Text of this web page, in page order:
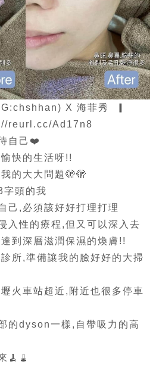
X 海菲秀 ▎
reurl.cc/Ad17n8
自己❤️
快的生活呀!!
的大大問題🫣🫣
字頭的我
己,必須該好好打理打理
入性的療程,但又可以深入去
到深層滋潤保濕的煥膚!!
所,準備讓我的臉好好的大掃
火車站超近,附近也很多停車
的dyson一樣,自帶吸力的高
🧹🧹